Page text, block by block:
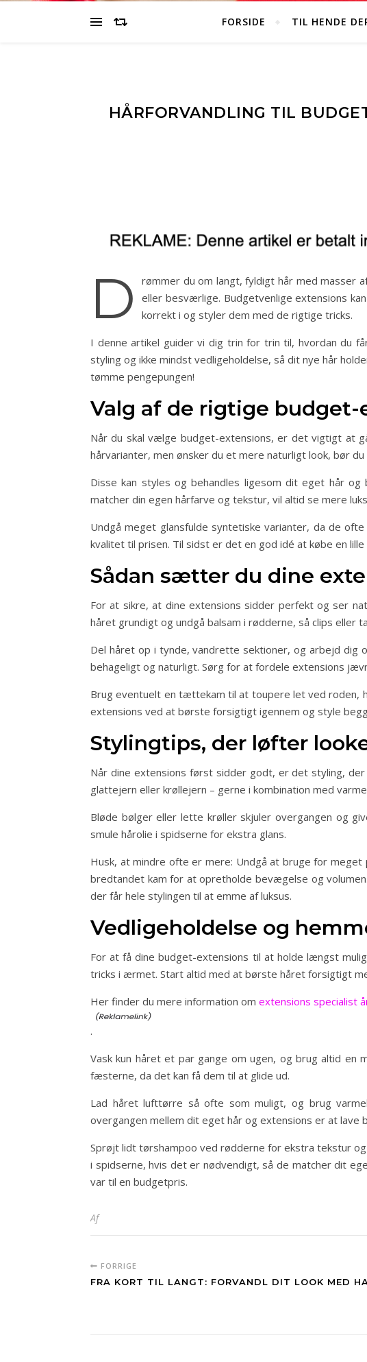
FORSIDE TIL HENDE
HÅRFORVANDLING TIL
D
rømmer du om langt, fyldigt hår med masser
eller besværlige. Budgetvenlige extensions
korrekt i og styler dem med de rigtige tricks.
I denne artikel guider vi dig trin for trin til, hvordan du
styling og ikke mindst vedligeholdelse, så dit nye hår
tømme pengepungen!
Valg af de rigtige budget-
Når du skal vælge budget-extensions, er det vigtigt at
hårvarianter, men ønsker du et mere naturligt look, bør
Disse kan styles og behandles ligesom dit eget hår
matcher din egen hårfarve og tekstur, vil altid se mere
Undgå meget glansfulde syntetiske varianter, da de
kvalitet til prisen. Til sidst er det en god idé at købe en
Sådan sætter du dine
For at sikre, at dine extensions sidder perfekt og ser
håret grundigt og undgå balsam i rødderne, så clips eller
Del håret op i tynde, vandrette sektioner, og arbejd
behageligt og naturligt. Sørg for at fordele extensions
Brug eventuelt en tættekam til at toupere let ved roden,
extensions ved at børste forsigtigt igennem og style
Stylingtips, der løfter
Når dine extensions først sidder godt, er det styling,
glattejern eller krøllejern – gerne i kombination med
Bløde bølger eller lette krøller skjuler overgangen og
smule hårolie i spidserne for ekstra glans.
Husk, at mindre ofte er mere: Undgå at bruge for
bredtandet kam for at opretholde bevægelse og
der får hele stylingen til at emme af luksus.
Vedligeholdelse og
For at få dine budget-extensions til at holde længst
tricks i ærmet. Start altid med at børste håret forsigtigt
Her finder du mere information om extensions specialist
.
Vask kun håret et par gange om ugen, og brug altid en
fæsterne, da det kan få dem til at glide ud.
Lad håret lufttørre så ofte som muligt, og brug
overgangen mellem dit eget hår og extensions er at
Sprøjt lidt tørshampoo ved rødderne for ekstra tekstur
i spidserne, hvis det er nødvendigt, så de matcher dit
var til en budgetpris.
Af
FORRIGE
FRA KORT TIL LANGT: FORVANDL DIT LOOK MED